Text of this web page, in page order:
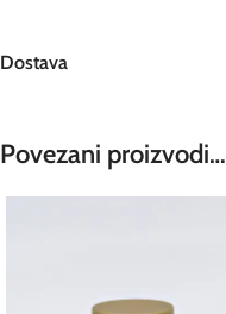
Dostava
Povezani proizvodi…